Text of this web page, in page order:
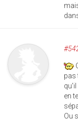
pas
en
Ou